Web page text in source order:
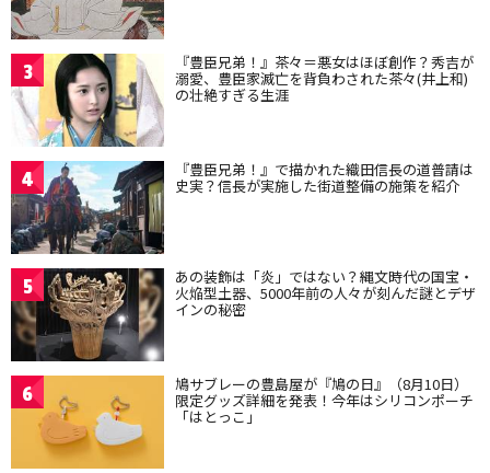
3 『豊臣兄弟！』茶々＝悪女はほぼ創作？秀吉が
溺愛、豊臣家滅亡を背負わされた茶々(井上和)
の壮絶すぎる生涯
4 『豊臣兄弟！』で描かれた織田信長の道普請は
史実？信長が実施した街道整備の施策を紹介
5 あの装飾は「炎」ではない？縄文時代の国宝・
火焔型土器、5000年前の人々が刻んだ謎とデザ
インの秘密
6 鳩サブレーの豊島屋が『鳩の日』（8月10日）
限定グッズ詳細を発表！今年はシリコンポーチ
「はとっこ」